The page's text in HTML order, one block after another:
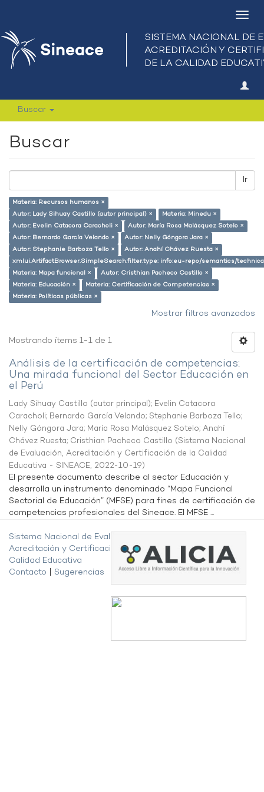
Buscar
Buscar
Ir
Materia: Recursos humanos ×
Autor: Lady Sihuay Castillo (autor principal) ×
Materia: Minedu ×
Autor: Evelin Catacora Caracholi ×
Autor: María Rosa Malásquez Sotelo ×
Autor: Bernardo García Velando ×
Autor: Nelly Góngora Jara ×
Autor: Stephanie Barboza Tello ×
Autor: Anahí Chávez Ruesta ×
xmlui.ArtifactBrowser.SimpleSearch.filter.type: info:eu-repo/semantics/
Materia: Mapa funcional ×
Autor: Cristhian Pacheco Castillo ×
Materia: Educación ×
Materia: Certificación de Competencias ×
Materia: Políticas públicas ×
Mostrar filtros avanzados
Mostrando ítems 1-1 de 1
Análisis de la certificación de competencias:
Una mirada funcional del Sector Educación en
el Perú
Lady Sihuay Castillo (autor principal); Evelin Catacora
Caracholi; Bernardo García Velando; Stephanie Barboza Tello;
Nelly Góngora Jara; María Rosa Malásquez Sotelo; Anahí
Chávez Ruesta; Cristhian Pacheco Castillo (Sistema Nacional
de Evaluación, Acreditación y Certificación de la Calidad
Educativa - SINEACE, 2022-10-19)
El presente documento describe al sector Educación y
desarrolla un instrumento denominado “Mapa Funcional
Sectorial de Educación” (MFSE) para fines de certificación de
competencias profesionales del Sineace. El MFSE ...
Sistema Nacional de Evaluación,
Acreditación y Certificación de la
Calidad Educativa
Contacto
Sugerencias